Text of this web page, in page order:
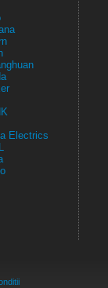
Electrics